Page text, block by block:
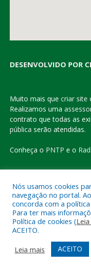
DESENVOLVIDO POR
Muito mais que criar site
Realizamos uma
contrato que todas as
pública serão atendidas.
Conheça o PNTP e o
Todos os direitos
Mapa do Site
Nós usamos cookies
navegação no portal.
concorda com a
Para ter mais
Política de cookies (
ACEITO.
Leia mais
ACEITO